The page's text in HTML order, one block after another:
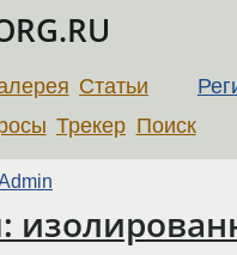
Статьи
Трекер Поиск